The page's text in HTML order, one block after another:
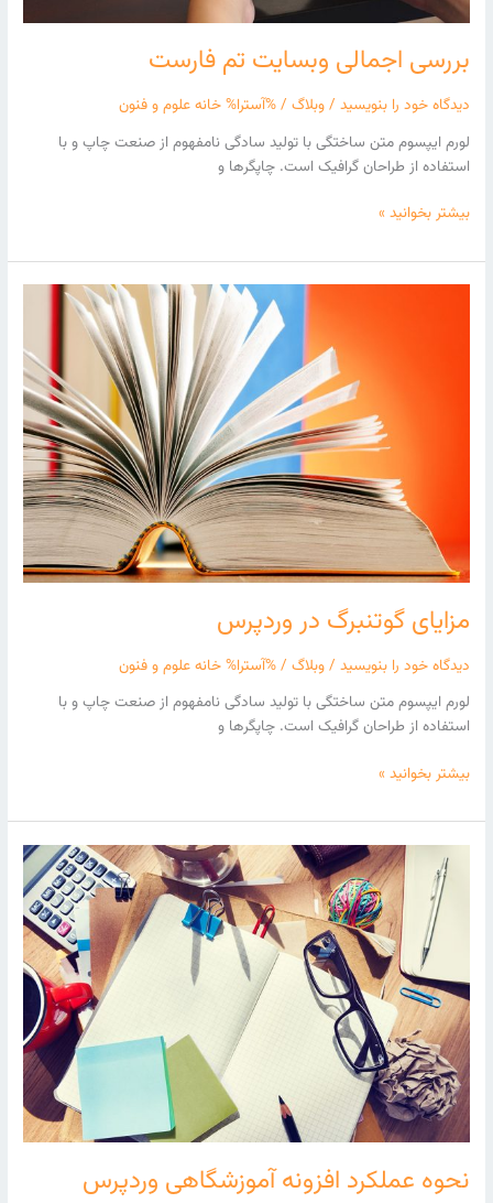
بررسی اجمالی وبسایت تم فارست
دیدگاه‌ خود را بنویسید /وبلاگ / %آسترا%خانه علوم و فنون
لورم ایپسوم متن ساختگی با تولید سادگی نامفهوم از صنعت چاپ و با
استفاده از طراحان گرافیک است. چاپگرها و
بیشتر بخوانید »
مزایای گوتنبرگ در وردپرس
دیدگاه‌ خود را بنویسید /وبلاگ / %آسترا%خانه علوم و فنون
لورم ایپسوم متن ساختگی با تولید سادگی نامفهوم از صنعت چاپ و با
استفاده از طراحان گرافیک است. چاپگرها و
بیشتر بخوانید »
نحوه عملکرد افزونه آموزشگاهی وردپرس
نحوه
عملکرد
افزونه
آموزشگاهی
وردپرس